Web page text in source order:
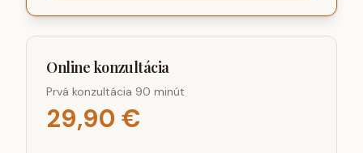
Online konzultácia
Prvá konzultácia 90 minút
29,90 €